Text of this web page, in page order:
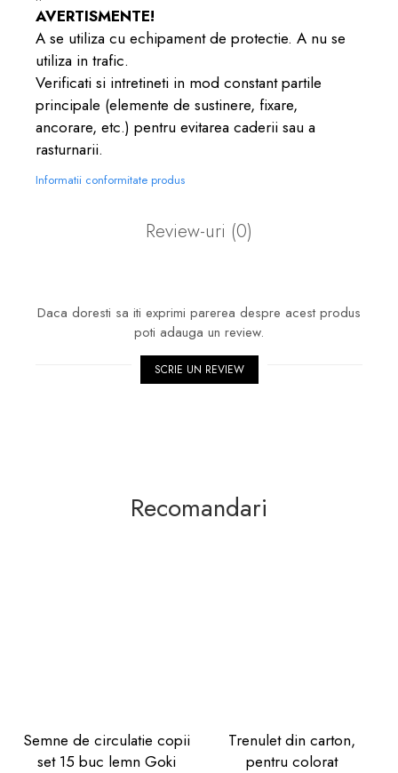
AVERTISMENTE!
A se utiliza cu echipament de protectie. A nu se
utiliza in trafic.
Verificati si intretineti in mod constant partile
principale (elemente de sustinere, fixare,
ancorare, etc.) pentru evitarea caderii sau a
rasturnarii.
Informatii conformitate produs
Review-uri (0)
Daca doresti sa iti exprimi parerea despre acest produs
poti adauga un review.
SCRIE UN REVIEW
Recomandari
Semne de circulatie copii
set 15 buc lemn Goki
Trenulet din carton,
pentru colorat